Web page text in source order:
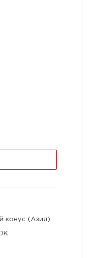
конус (Азия)